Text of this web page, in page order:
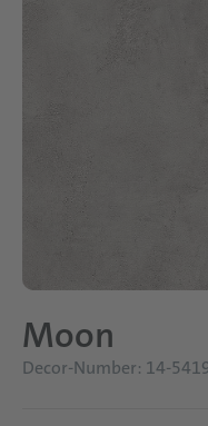
职业生涯
Moon
Decor-Number: 14-